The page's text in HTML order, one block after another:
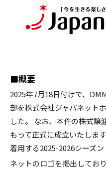
■概要
2025年7月18日付けで、
部を株式会社ジャパネット
した。 なお、本件の株式譲
もって正式に成立いたしま
着用する2025-2026シーズ
ネットのロゴを掲出してお